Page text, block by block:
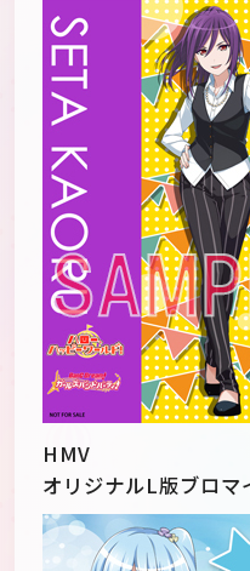
HMV
オリジナルL版ブロマ